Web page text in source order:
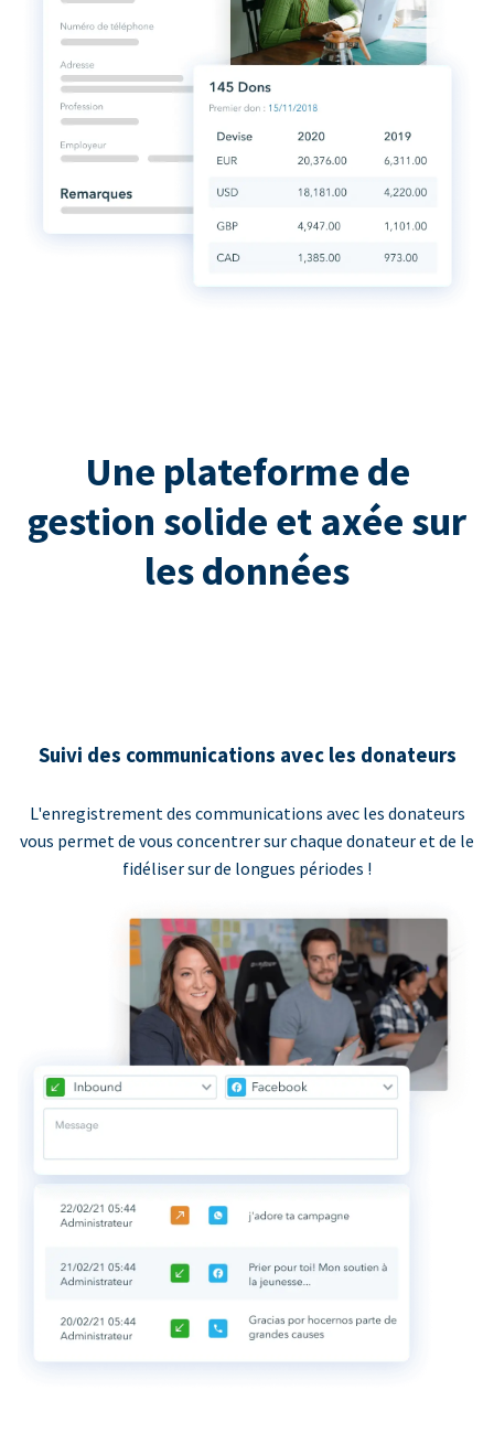
Une plateforme de
gestion solide et axée sur
les données
Suivi des communications avec les donateurs
L'enregistrement des communications avec les donateurs
vous permet de vous concentrer sur chaque donateur et de le
fidéliser sur de longues périodes !